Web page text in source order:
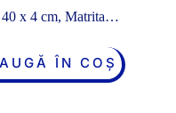
x 4 cm, Matrita…
ÎN COȘ